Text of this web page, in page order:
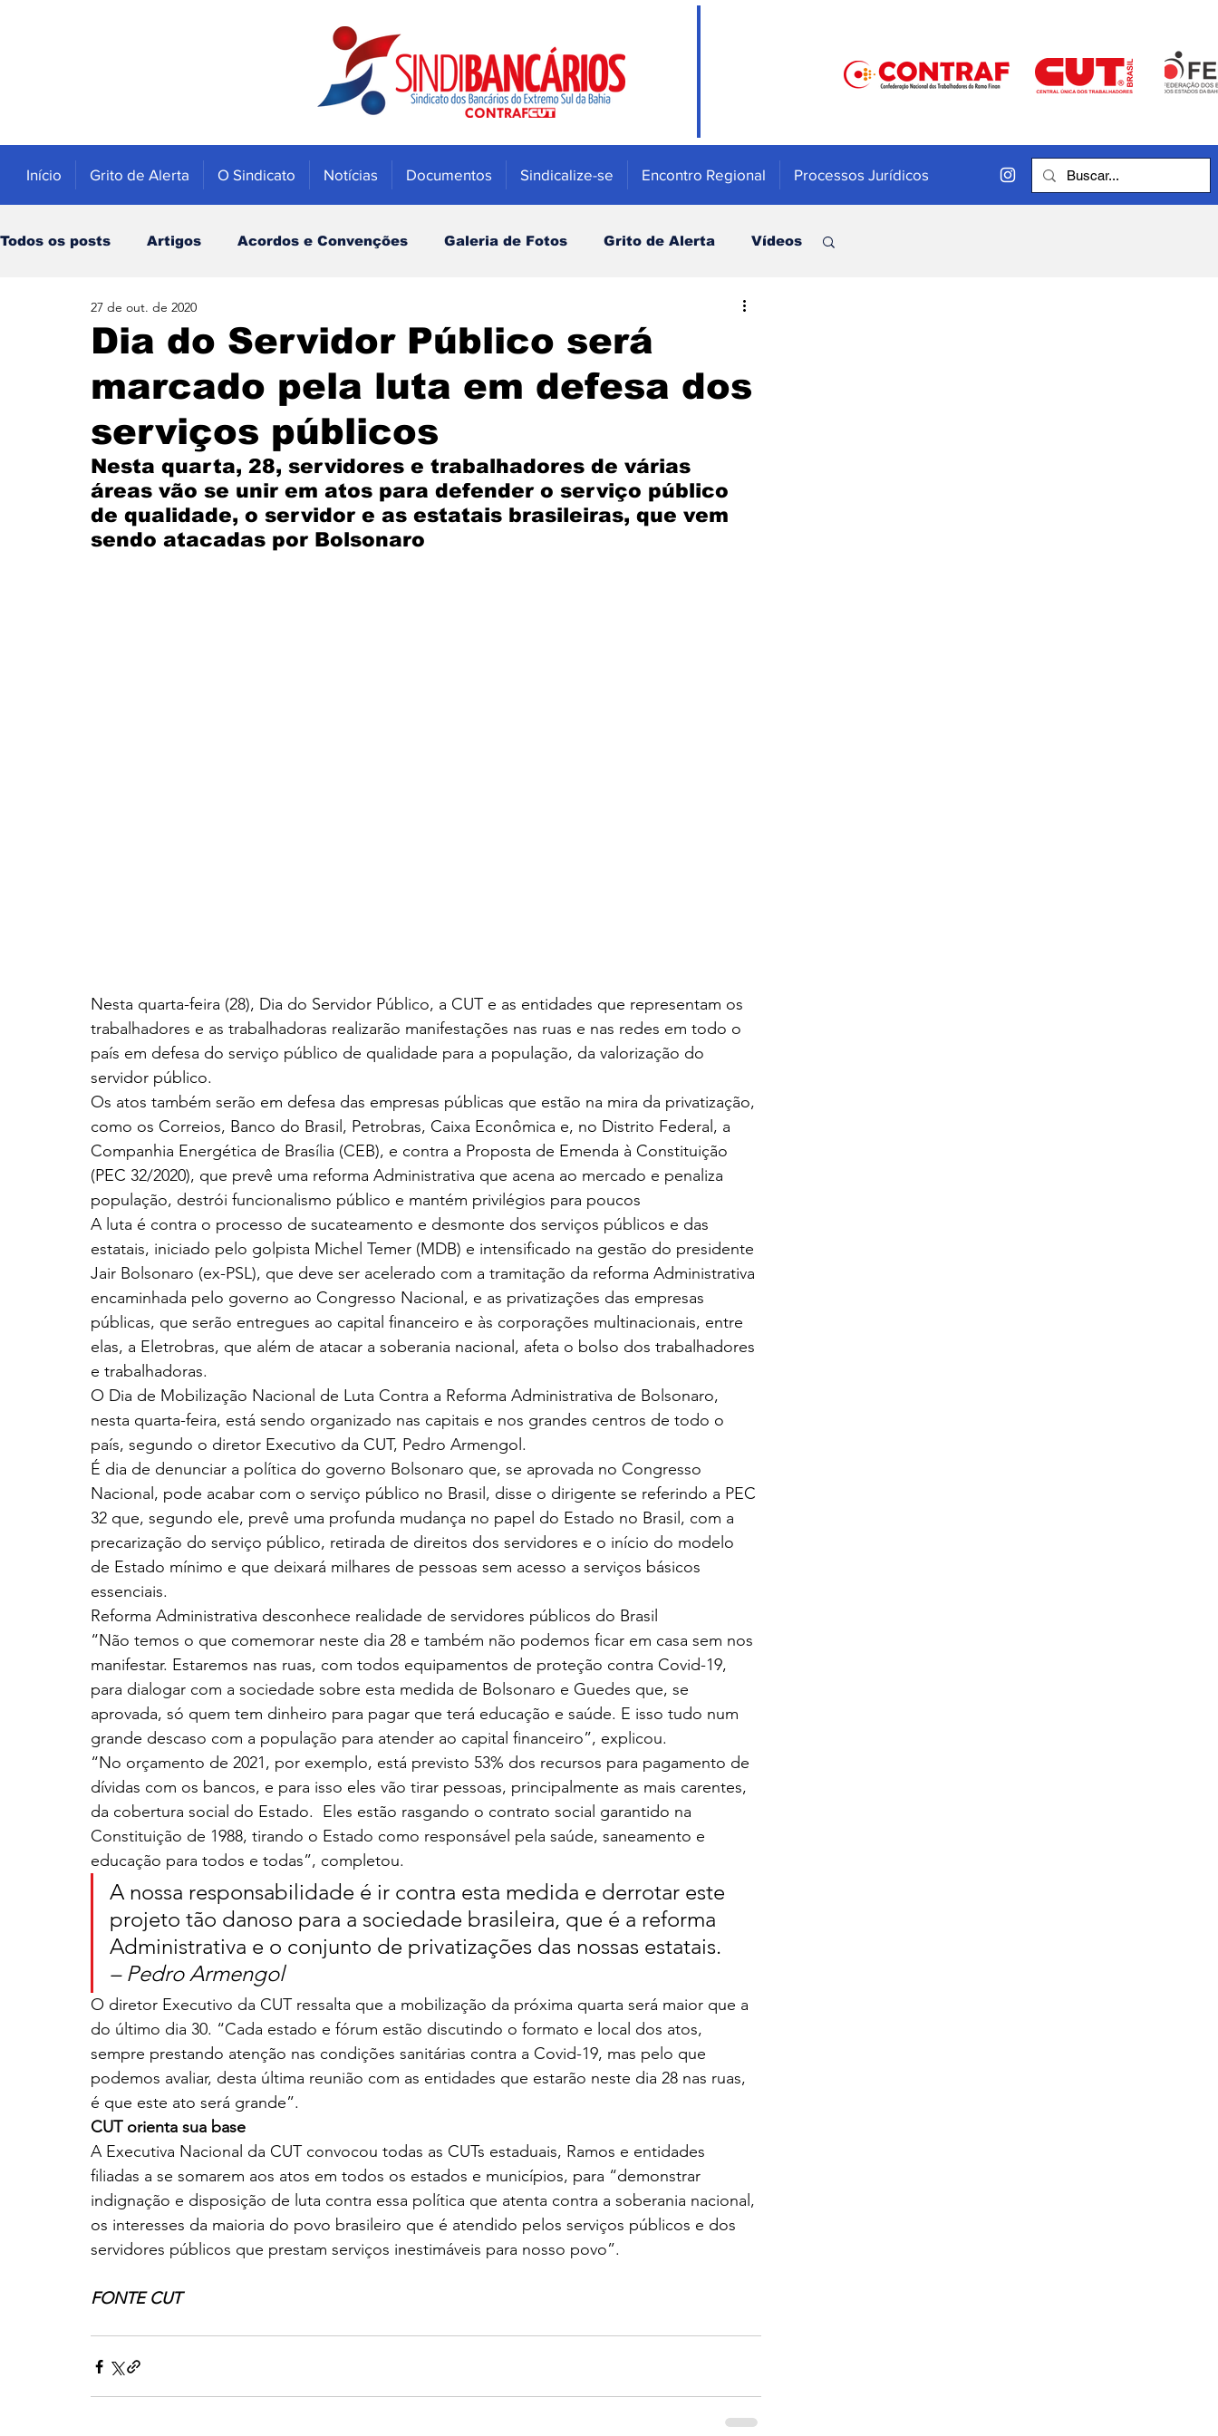
Início Grito de Alerta O Sindicato Notícias Documentos Sindicalize-se Encontro Regional Processos Jurídicos
Todos os posts Artigos Acordos e Convenções Galeria de Fotos Grito de Alerta Vídeos
Educação Trabalhadores
Notícias Caixa Banco do Brasil INSS Saúde Bradesco Campanha
Santander História Itaú Solidariedade Assembleia
FEEB Banco do Nordeste
Dia do Servidor Público será
marcado pela luta em defesa dos
serviços públicos
27 de out. de 2020
Nesta quarta, 28, servidores e trabalhadores de várias
áreas vão se unir em atos para defender o serviço público
de qualidade, o servidor e as estatais brasileiras, que vem
sendo atacadas por Bolsonaro
Nesta quarta-feira (28), Dia do Servidor Público, a CUT e as entidades que representam os
trabalhadores e as trabalhadoras realizarão manifestações nas ruas e nas redes em todo o
país em defesa do serviço público de qualidade para a população, da valorização do
servidor público.
Os atos também serão em defesa das empresas públicas que estão na mira da privatização,
como os Correios, Banco do Brasil, Petrobras, Caixa Econômica e, no Distrito Federal, a
Companhia Energética de Brasília (CEB), e contra a Proposta de Emenda à Constituição
(PEC 32/2020), que prevê uma reforma Administrativa que acena ao mercado e penaliza
população, destrói funcionalismo público e mantém privilégios para poucos
A luta é contra o processo de sucateamento e desmonte dos serviços públicos e das
estatais, iniciado pelo golpista Michel Temer (MDB) e intensificado na gestão do presidente
Jair Bolsonaro (ex-PSL), que deve ser acelerado com a tramitação da reforma Administrativa
encaminhada pelo governo ao Congresso Nacional, e as privatizações das empresas
públicas, que serão entregues ao capital financeiro e às corporações multinacionais, entre
elas, a Eletrobras, que além de atacar a soberania nacional, afeta o bolso dos trabalhadores
e trabalhadoras.
O Dia de Mobilização Nacional de Luta Contra a Reforma Administrativa de Bolsonaro,
nesta quarta-feira, está sendo organizado nas capitais e nos grandes centros de todo o
país, segundo o diretor Executivo da CUT, Pedro Armengol.
É dia de denunciar a política do governo Bolsonaro que, se aprovada no Congresso
Nacional, pode acabar com o serviço público no Brasil, disse o dirigente se referindo a PEC
32 que, segundo ele, prevê uma profunda mudança no papel do Estado no Brasil, com a
precarização do serviço público, retirada de direitos dos servidores e o início do modelo
de Estado mínimo e que deixará milhares de pessoas sem acesso a serviços básicos
essenciais.
Reforma Administrativa desconhece realidade de servidores públicos do Brasil
“Não temos o que comemorar neste dia 28 e também não podemos ficar em casa sem nos
manifestar. Estaremos nas ruas, com todos equipamentos de proteção contra Covid-19,
para dialogar com a sociedade sobre esta medida de Bolsonaro e Guedes que, se
aprovada, só quem tem dinheiro para pagar que terá educação e saúde. E isso tudo num
grande descaso com a população para atender ao capital financeiro”, explicou.
“No orçamento de 2021, por exemplo, está previsto 53% dos recursos para pagamento de
dívidas com os bancos, e para isso eles vão tirar pessoas, principalmente as mais carentes,
da cobertura social do Estado.  Eles estão rasgando o contrato social garantido na
Constituição de 1988, tirando o Estado como responsável pela saúde, saneamento e
educação para todos e todas”, completou.
A nossa responsabilidade é ir contra esta medida e derrotar este
projeto tão danoso para a sociedade brasileira, que é a reforma
Administrativa e o conjunto de privatizações das nossas estatais.
– Pedro Armengol
O diretor Executivo da CUT ressalta que a mobilização da próxima quarta será maior que a
do último dia 30. “Cada estado e fórum estão discutindo o formato e local dos atos,
sempre prestando atenção nas condições sanitárias contra a Covid-19, mas pelo que
podemos avaliar, desta última reunião com as entidades que estarão neste dia 28 nas ruas,
é que este ato será grande”.
CUT orienta sua base
A Executiva Nacional da CUT convocou todas as CUTs estaduais, Ramos e entidades
filiadas a se somarem aos atos em todos os estados e municípios, para “demonstrar
indignação e disposição de luta contra essa política que atenta contra a soberania nacional,
os interesses da maioria do povo brasileiro que é atendido pelos serviços públicos e dos
servidores públicos que prestam serviços inestimáveis para nosso povo”.
FONTE CUT